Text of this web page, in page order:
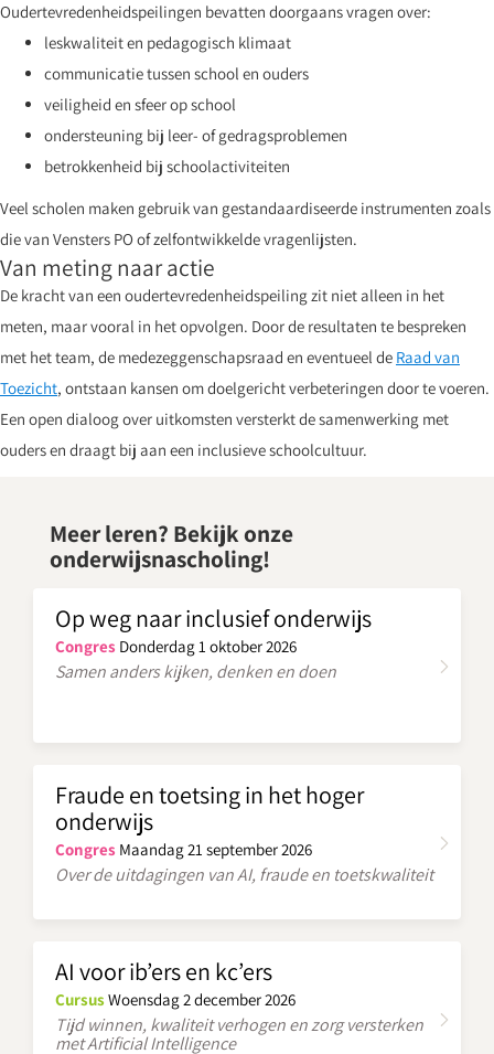
Oudertevredenheidspeilingen bevatten doorgaans vragen over:
leskwaliteit en pedagogisch klimaat
communicatie tussen school en ouders
veiligheid en sfeer op school
ondersteuning bij leer- of gedragsproblemen
betrokkenheid bij schoolactiviteiten
Veel scholen maken gebruik van gestandaardiseerde instrumenten zoals
die van Vensters PO of zelfontwikkelde vragenlijsten.
Van meting naar actie
De kracht van een oudertevredenheidspeiling zit niet alleen in het
meten, maar vooral in het opvolgen. Door de resultaten te bespreken
met het team, de medezeggenschapsraad en eventueel de Raad van
Toezicht, ontstaan kansen om doelgericht verbeteringen door te voeren.
Een open dialoog over uitkomsten versterkt de samenwerking met
ouders en draagt bij aan een inclusieve schoolcultuur.
Meer leren? Bekijk onze
onderwijsnascholing!
Op weg naar inclusief onderwijs
Congres Donderdag 1 oktober 2026
Samen anders kijken, denken en doen
Fraude en toetsing in het hoger
onderwijs
Congres Maandag 21 september 2026
Over de uitdagingen van AI, fraude en toetskwaliteit
AI voor ib’ers en kc’ers
CursusWoensdag 2 december 2026
Tijd winnen, kwaliteit verhogen en zorg versterken
met Artificial Intelligence